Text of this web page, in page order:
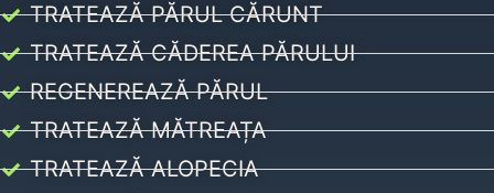
TRATEAZĂ PĂRUL CĂRUNT
TRATEAZĂ CĂDEREA PĂRULUI
REGENEREAZĂ PĂRUL
TRATEAZĂ MĂTREAȚA
TRATEAZĂ ALOPECIA